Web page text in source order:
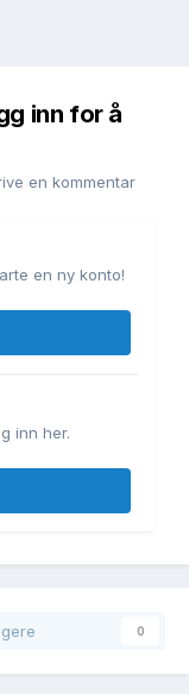
inn for å
en kommentar
en ny konto!
inn her.
0